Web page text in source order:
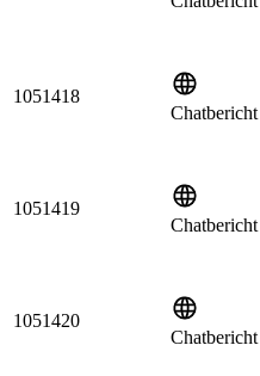
1051418
Chatbericht
1051419
Chatbericht
1051420
Chatbericht